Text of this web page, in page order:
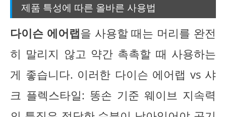
제품 특성에 따른 올바른 사용법
다이슨 에어랩을 사용할 때는 머리를 완전
히 말리지 않고 약간 촉촉할 때 사용하는
게 좋습니다. 이러한 다이슨 에어랩 vs 샤
크 플렉스타일: 똥손 기준 웨이브 지속력